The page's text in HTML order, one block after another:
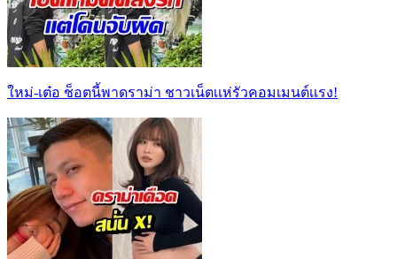
ใหม่-เต๋อ ช็อตนี้พาดราม่า ชาวเน็ตเเห่รัวคอมเมนต์เเรง!